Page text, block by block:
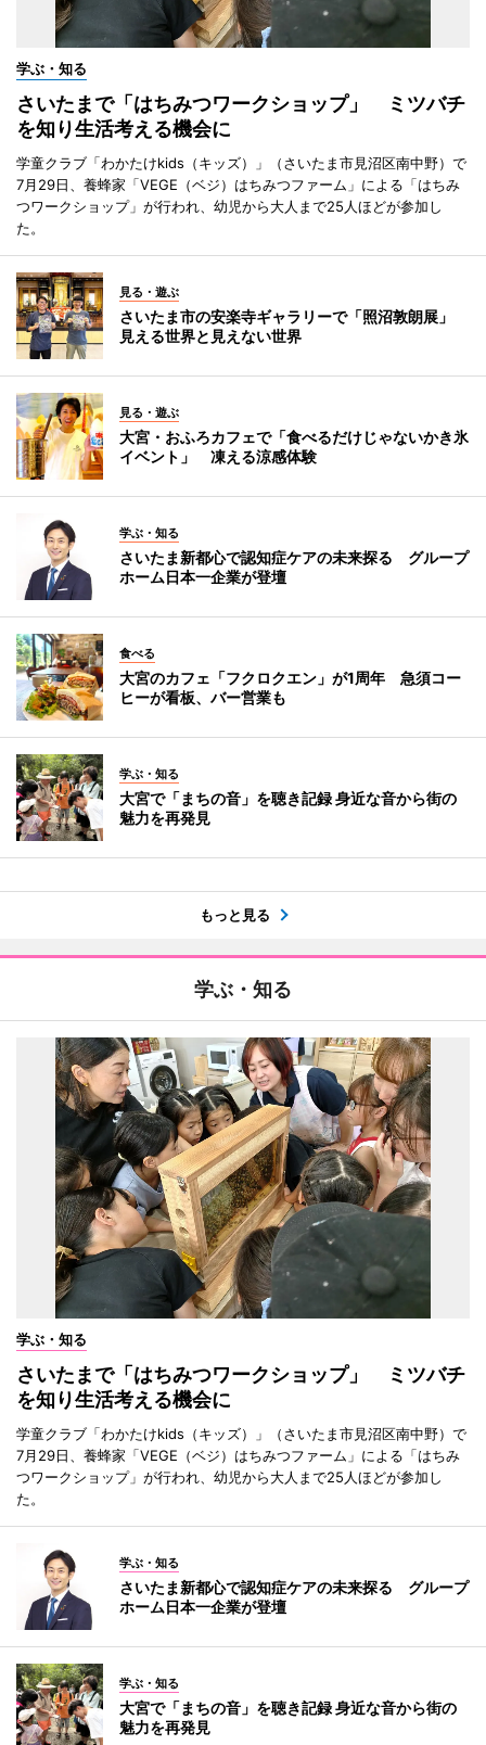
学ぶ・知る
さいたまで「はちみつワークショップ」 ミツバチ
を知り生活考える機会に
学童クラブ「わかたけkids（キッズ）」（さいたま市見沼区南中野）で
7月29日、養蜂家「VEGE（ベジ）はちみつファーム」による「はちみ
つワークショップ」が行われ、幼児から大人まで25人ほどが参加し
た。
見る・遊ぶ
さいたま市の安楽寺ギャラリーで「照沼敦朗展」
見える世界と見えない世界
見る・遊ぶ
大宮・おふろカフェで「食べるだけじゃないかき氷
イベント」 凍える涼感体験
学ぶ・知る
さいたま新都心で認知症ケアの未来探る グループ
ホーム日本一企業が登壇
食べる
大宮のカフェ「フクロクエン」が1周年 急須コー
ヒーが看板、バー営業も
学ぶ・知る
大宮で「まちの音」を聴き記録 身近な音から街の
魅力を再発見
もっと見る
学ぶ・知る
学ぶ・知る
さいたまで「はちみつワークショップ」 ミツバチ
を知り生活考える機会に
学童クラブ「わかたけkids（キッズ）」（さいたま市見沼区南中野）で
7月29日、養蜂家「VEGE（ベジ）はちみつファーム」による「はちみ
つワークショップ」が行われ、幼児から大人まで25人ほどが参加し
た。
学ぶ・知る
さいたま新都心で認知症ケアの未来探る グループ
ホーム日本一企業が登壇
学ぶ・知る
大宮で「まちの音」を聴き記録 身近な音から街の
魅力を再発見